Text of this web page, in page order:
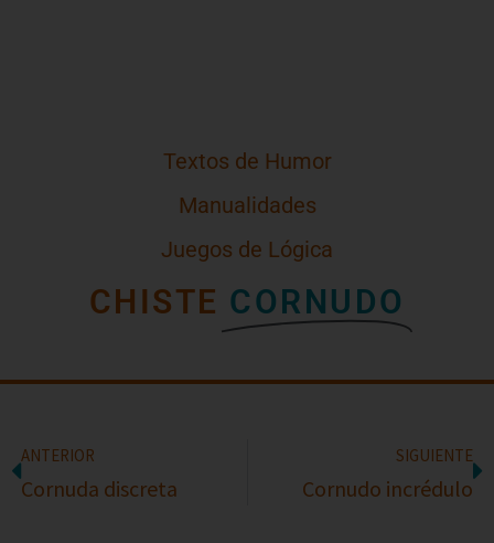
Textos de Humor
Manualidades
Juegos de Lógica
CHISTE CORNUDO
ANTERIOR
Cornuda discreta
SIGUIENTE
Cornudo incrédulo